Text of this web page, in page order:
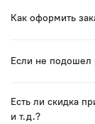
Как оформить
произведена в
продукцией.
Если не подошел
СДЭК есть
Есть ли скидка
и т. д.?